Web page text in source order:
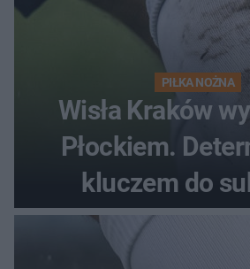
PIŁKA NOŻNA
Wisła Kraków
Płockiem.
kluczem do